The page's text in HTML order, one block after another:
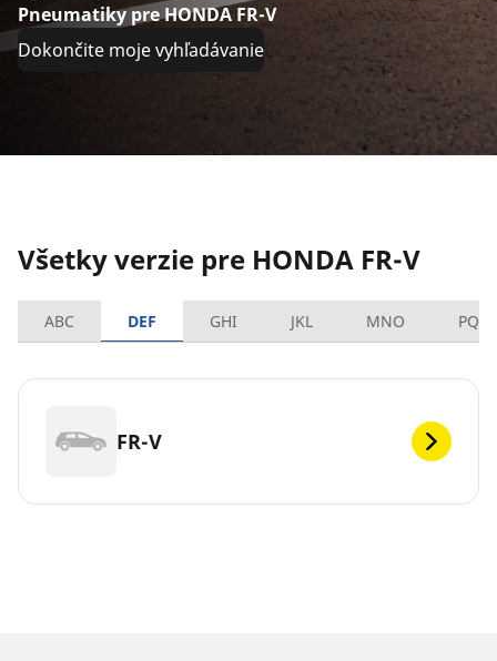
Pneumatiky pre HONDA FR-V
Dokončite moje vyhľadávanie
Všetky verzie pre HONDA FR-V
ABC DEF GHI JKL MNO PQRS
FR-V